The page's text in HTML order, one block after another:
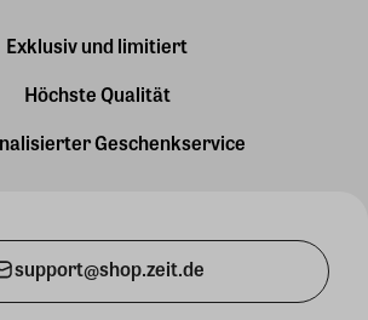
Exklusiv und limitiert
Höchste Qualität
Geschenkservice
support@shop.zeit.de